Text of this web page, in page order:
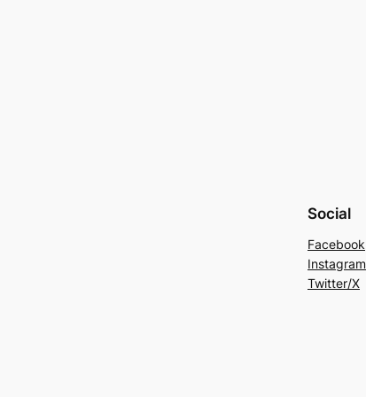
Social
Facebook
Instagram
Twitter/X